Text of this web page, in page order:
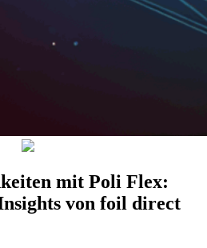
mit Poli Flex:
von foil direct